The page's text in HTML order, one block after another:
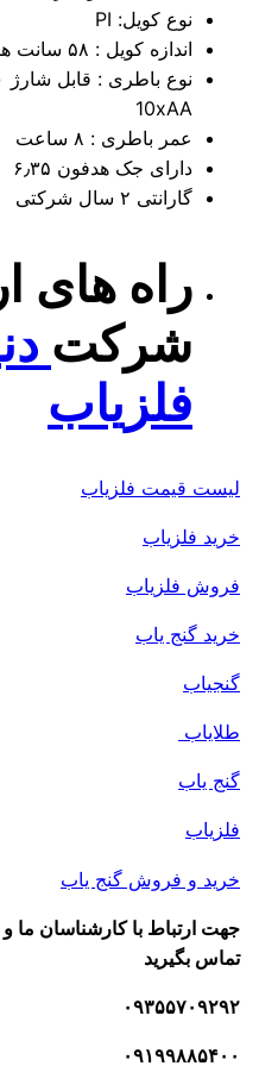
نوع کویل: PI
اندازه کویل : ۵۸ سانت همراه با کابل ۸ و ۱۲ متری
10xAA
عمر باطری : ۸ ساعت
دارای جک هدفون ۶٫۳۵
گارانتی ۲ سال شرکتی
راه های
شرکت
فلزیاب
قیمت فلزیاب
فلزیاب
فلزیاب
گنج یاب
یاب
و فروش گنج یاب
ارتباط با کارشناسان ما و خرید
بگیرید